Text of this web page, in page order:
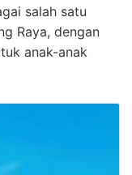
salah satu
Raya, dengan
anak-anak